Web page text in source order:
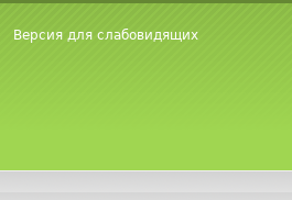
Версия для слабовидящих